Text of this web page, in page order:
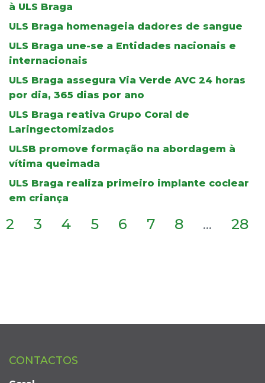
à ULS Braga
ULS Braga homenageia dadores de sangue
ULS Braga une-se a Entidades nacionais e
internacionais
ULS Braga assegura Via Verde AVC 24 horas
por dia, 365 dias por ano
ULS Braga reativa Grupo Coral de
Laringectomizados
ULSB promove formação na abordagem à
vítima queimada
ULS Braga realiza primeiro implante coclear
em criança
2 3 4 5 6 7 8 ... 28
CONTACTOS